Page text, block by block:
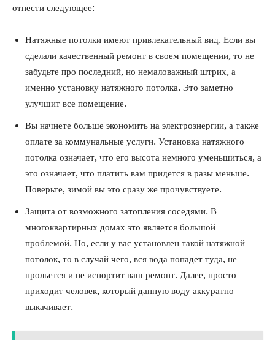
отнести следующее:
Натяжные потолки имеют привлекательный вид. Если вы
сделали качественный ремонт в своем помещении, то не
забудьте про последний, но немаловажный штрих, а
именно установку натяжного потолка. Это заметно
улучшит все помещение.
Вы начнете больше экономить на электроэнергии, а также
оплате за коммунальные услуги. Установка натяжного
потолка означает, что его высота немного уменьшиться, а
это означает, что платить вам придется в разы меньше.
Поверьте, зимой вы это сразу же прочувствуете.
Защита от возможного затопления соседями. В
многоквартирных домах это является большой
проблемой. Но, если у вас установлен такой натяжной
потолок, то в случай чего, вся вода попадет туда, не
прольется и не испортит ваш ремонт. Далее, просто
приходит человек, который данную воду аккуратно
выкачивает.